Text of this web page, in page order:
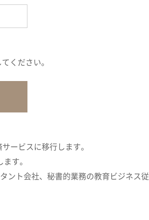
ください。
ービスに移行します。
す。
ント会社、秘書的業務の教育ビジネス従